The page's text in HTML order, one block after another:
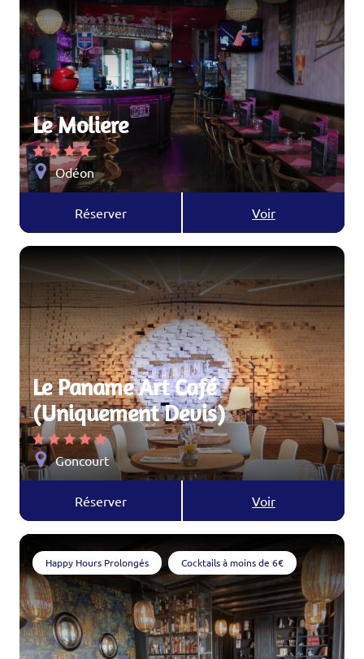
Le Moliere
Odéon
Réserver Voir
Le Paname Art Café
(Uniquement Devis)
Goncourt
Réserver Voir
Happy Hours Prolongés Cocktails à moins de 6€